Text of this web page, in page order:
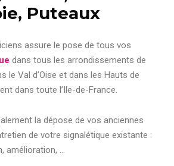
Puteaux
assure le pose de tous vos
dans tous les arrondissements de
le Val d’Oise et dans les Hauts de
dans toute l’Ile-de-France.
la dépose de vos anciennes
de votre signalétique existante :
amélioration, …